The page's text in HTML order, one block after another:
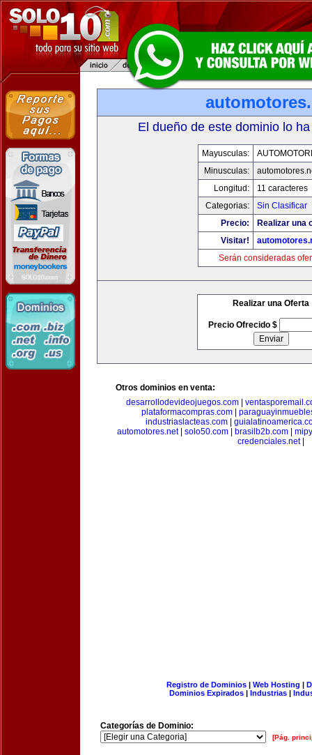
El dueño de este dominio lo
Mayusculas:
Minusculas:
Longitud:
11 caracteres
Categorias:
Sin Clasificar
Precio:
Realizar una
Visitar!
Serán consideradas
Realizar una Oferta
Precio Ofrecido $
Otros dominios en venta:
desarrollodevideojuegos.com
plataformacompras.com
industriaslacteas.com
automotores.net| solo50.com brasilb2b.com
credenciales.net|
Registro de Dominios| Web Hosting |
Dominios Expirados | Industrias |
Categorías de Dominio:
[Pág.